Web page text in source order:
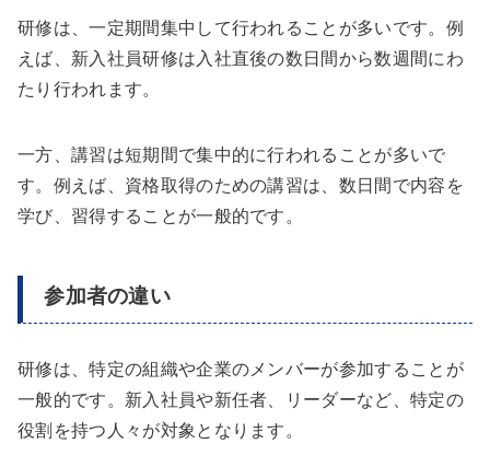
研修は、一定期間集中して行われることが多いです。例
えば、新入社員研修は入社直後の数日間から数週間にわ
たり行われます。
一方、講習は短期間で集中的に行われることが多いで
す。例えば、資格取得のための講習は、数日間で内容を
学び、習得することが一般的です。
参加者の違い
研修は、特定の組織や企業のメンバーが参加することが
一般的です。新入社員や新任者、リーダーなど、特定の
役割を持つ人々が対象となります。